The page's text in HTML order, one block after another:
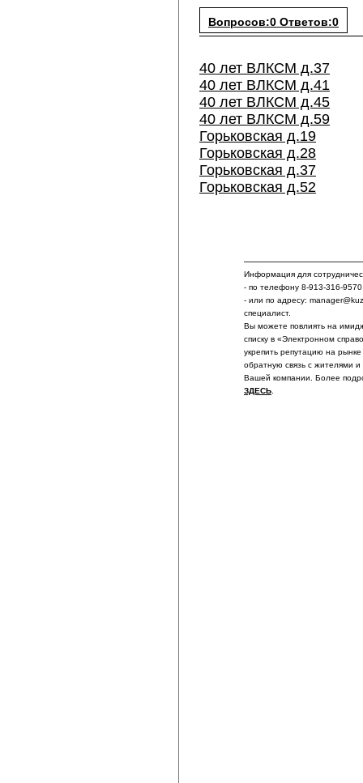
Вопросов:0 Ответов:0
40 лет ВЛКСМ д.37
40 лет ВЛКСМ д.41
40 лет ВЛКСМ д.45
40 лет ВЛКСМ д.59
Горьковская д.19
Горьковская д.28
Горьковская д.37
Горьковская д.52
Информация для
- по телефону 8-913-316-9570
- или по адресу:
специалист.
Вы можете повлиять на
списку в «Электронном
укрепить репутацию на
обратную связь с жителями и
Вашей компании. Более
ЗДЕСЬ